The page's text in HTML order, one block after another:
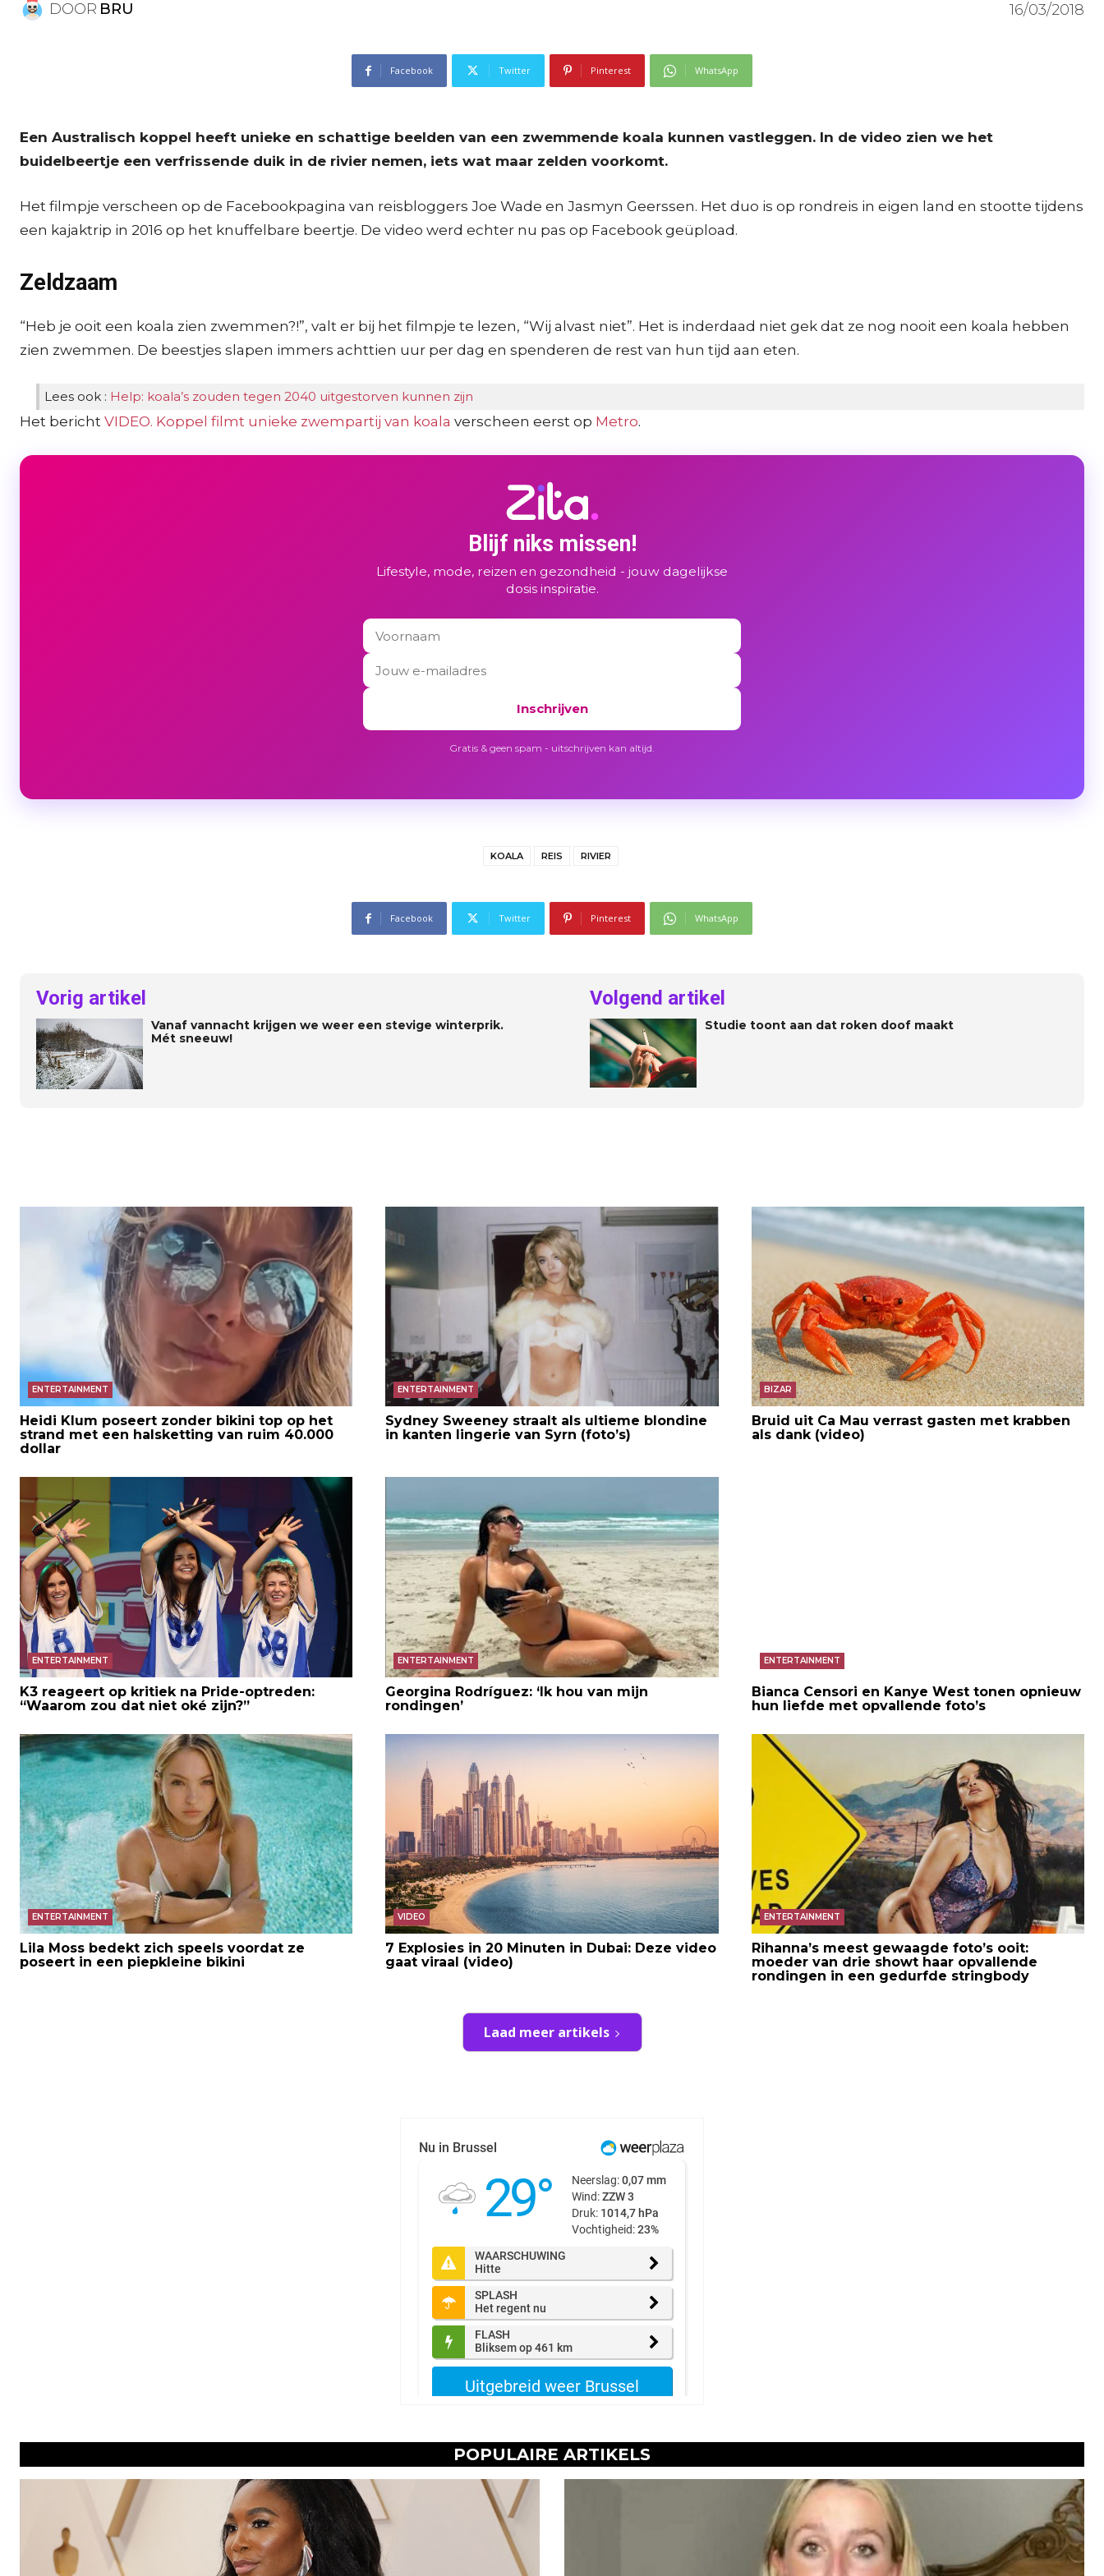
DOOR BRU 16/03/2018
Facebook Twitter Pinterest WhatsApp
Een Australisch koppel heeft unieke en schattige beelden van een zwemmende koala kunnen vastleggen. In de video zien we het
buidelbeertje een verfrissende duik in de rivier nemen, iets wat maar zelden voorkomt.
Het filmpje verscheen op de Facebookpagina van reisbloggers Joe Wade en Jasmyn Geerssen. Het duo is op rondreis in eigen land en stootte tijdens
een kajaktrip in 2016 op het knuffelbare beertje. De video werd echter nu pas op Facebook geüpload.
Zeldzaam
“Heb je ooit een koala zien zwemmen?!”, valt er bij het filmpje te lezen, “Wij alvast niet”. Het is inderdaad niet gek dat ze nog nooit een koala hebben
zien zwemmen. De beestjes slapen immers achttien uur per dag en spenderen de rest van hun tijd aan eten.
Lees ook : Help: koala’s zouden tegen 2040 uitgestorven kunnen zijn
Het bericht VIDEO. Koppel filmt unieke zwempartij van koala verscheen eerst op Metro.
Blijf niks missen!
Lifestyle, mode, reizen en gezondheid - jouw dagelijkse
dosis inspiratie.
Inschrijven
Gratis & geen spam - uitschrijven kan altijd.
KOALA REIS RIVIER
Facebook Twitter Pinterest WhatsApp
Vorig artikel
Vanaf vannacht krijgen we weer een stevige winterprik.
Mét sneeuw!
Volgend artikel
Studie toont aan dat roken doof maakt
ENTERTAINMENT
Heidi Klum poseert zonder bikini top op het
strand met een halsketting van ruim 40.000
dollar
ENTERTAINMENT
Sydney Sweeney straalt als ultieme blondine
in kanten lingerie van Syrn (foto’s)
BIZAR
Bruid uit Ca Mau verrast gasten met krabben
als dank (video)
ENTERTAINMENT
K3 reageert op kritiek na Pride-optreden:
“Waarom zou dat niet oké zijn?”
ENTERTAINMENT
Georgina Rodríguez: ‘Ik hou van mijn
rondingen’
ENTERTAINMENT
Bianca Censori en Kanye West tonen opnieuw
hun liefde met opvallende foto’s
ENTERTAINMENT
Lila Moss bedekt zich speels voordat ze
poseert in een piepkleine bikini
VIDEO
7 Explosies in 20 Minuten in Dubai: Deze video
gaat viraal (video)
ENTERTAINMENT
Rihanna’s meest gewaagde foto’s ooit:
moeder van drie showt haar opvallende
rondingen in een gedurfde stringbody
Laad meer artikels
POPULAIRE ARTIKELS